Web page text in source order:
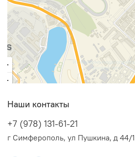
Аварийное отключение при
опрокидывании:Да
Автоматическое отключение при
воды:Да
Антибактериальное покрытие
Класс пылевлагозащищенности:
Вес товара (нетто) 1.24 кг
Высота товара31.7 см
Наши контакты
+7 (978) 131-61-21
г Симферополь, ул Пушкина, д 44/1